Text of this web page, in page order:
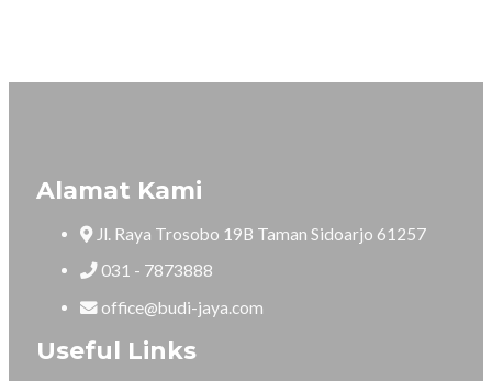
Alamat Kami
Jl. Raya Trosobo 19B Taman Sidoarjo 61257
031 - 7873888
office@budi-jaya.com
Useful Links